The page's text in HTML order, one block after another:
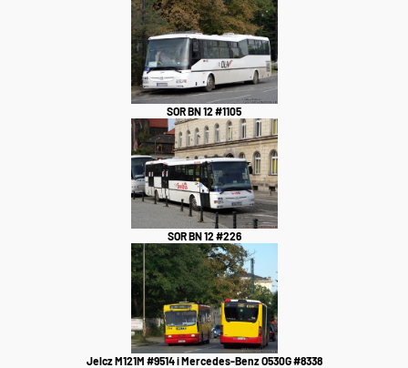
SOR BN 12 #1105
SOR BN 12 #226
Jelcz M121M #9514 i Mercedes-Benz O530G #8338